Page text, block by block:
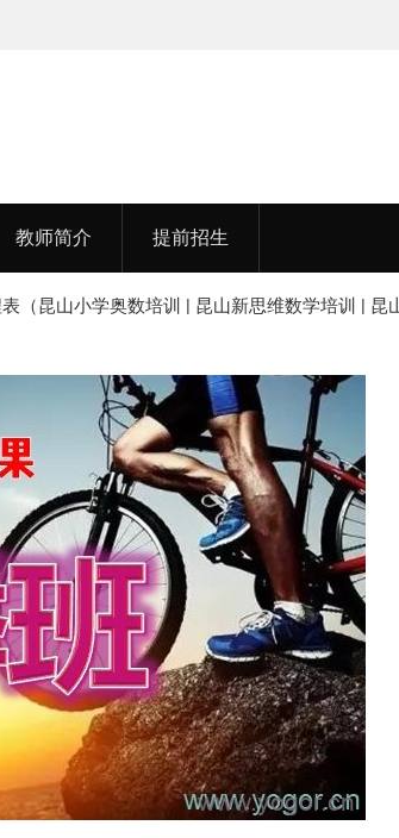
学
教师简介 提前招生
（昆山小学奥数培训 | 昆山新思维数学培训 | 昆